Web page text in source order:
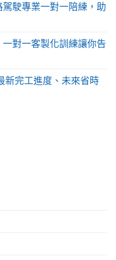
駛專業一對一陪練，助
對一客製化訓練讓你告
新完工進度、未來省時